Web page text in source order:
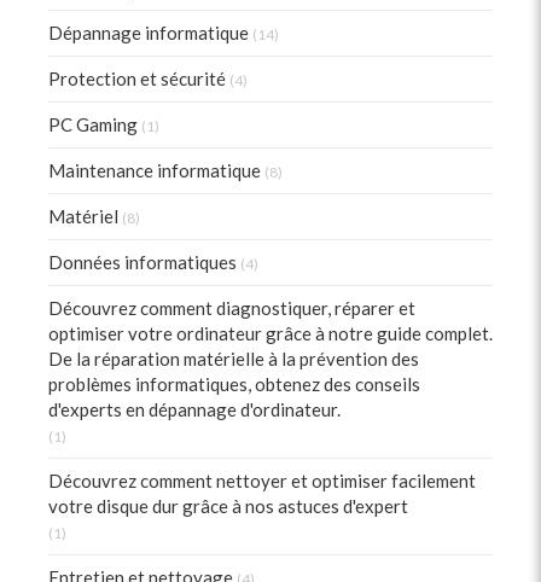
Dépannage informatique (14)
Protection et sécurité (4)
PC Gaming (1)
Maintenance informatique (8)
Matériel (8)
Données informatiques (4)
Découvrez comment diagnostiquer, réparer et
optimiser votre ordinateur grâce à notre guide complet.
De la réparation matérielle à la prévention des
problèmes informatiques, obtenez des conseils
d'experts en dépannage d'ordinateur.
(1)
Découvrez comment nettoyer et optimiser facilement
votre disque dur grâce à nos astuces d'expert
(1)
Entretien et nettoyage